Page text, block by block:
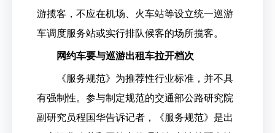
游揽客，不应在机场、火车站等设立统一巡游
车调度服务站或实行排队候客的场所揽客。
网约车要与巡游出租车拉开档次
《服务规范》为推荐性行业标准，并不具
有强制性。参与制定规范的交通部公路研究院
副研究员程国华告诉记者，《服务规范》是出